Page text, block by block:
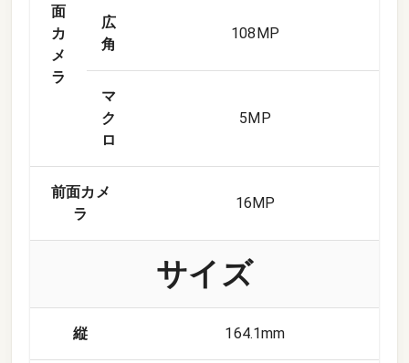
面
カ
メ
ラ
広
角
108 MP
マ
ク
ロ
5 MP
前面カメ
ラ
16 MP
サイズ
縦 164.1mm